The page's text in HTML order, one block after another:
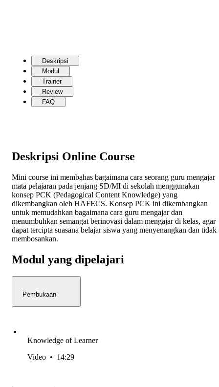
Deskripsi
Modul
Trainer
Review
FAQ
Deskripsi Online Course
Mini course ini membahas bagaimana cara seorang guru mengajar
mata pelajaran pada jenjang SD/MI di sekolah menggunakan
konsep PCK (Pedagogical Content Knowledge) yang
dikembangkan oleh HAFECS. Konsep PCK ini dikembangkan
untuk memudahkan bagaimana cara guru mengajar dan
menumbuhkan semangat berinovasi dalam mengajar di kelas, agar
dapat tercipta suasana belajar siswa yang menyenangkan dan tidak
membosankan.
Modul yang dipelajari
Pembukaan
Knowledge of Learner
Video • 14:29